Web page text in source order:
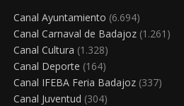
Canal Ayuntamiento (6.694)
Canal Carnaval de Badajoz (1.261)
Canal Cultura (1.328)
Canal Deporte (164)
Canal IFEBA Feria Badajoz (337)
Canal Juventud (304)